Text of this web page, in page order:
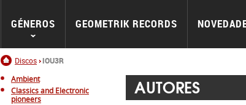
Inicio
Discos IOU3R
GÉNEROS GEOMETRIK RECORDS
Ambient
Classics and Electronic
pioneers
AUTORES